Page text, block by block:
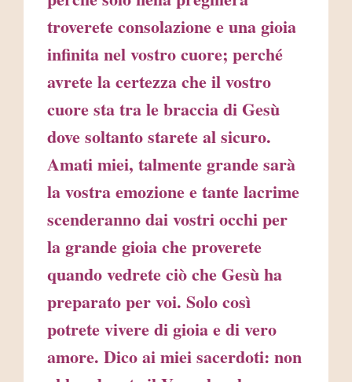
troverete consolazione e una gioia
infinita nel vostro cuore; perché
avrete la certezza che il vostro
cuore sta tra le braccia di Gesù
dove soltanto starete al sicuro.
Amati miei, talmente grande sarà
la vostra emozione e tante lacrime
scenderanno dai vostri occhi per
la grande gioia che proverete
quando vedrete ciò che Gesù ha
preparato per voi. Solo così
potrete vivere di gioia e di vero
amore. Dico ai miei sacerdoti: non